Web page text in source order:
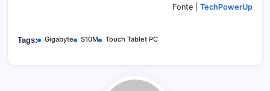
Fonte | TechPowerUp
Tags: Gigabyte S10M Touch Tablet PC